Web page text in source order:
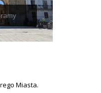
Miasta.